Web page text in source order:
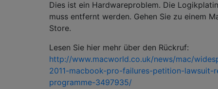
Dies ist ein Hardwareproblem. Die
muss entfernt werden. Gehen Sie zu einem
Store.
Lesen Sie hier mehr über den Rückruf:
http://www.macworld.co.uk/news/mac/
2011-macbook-pro-failures-petition-lawsuit-
programme-3497935/